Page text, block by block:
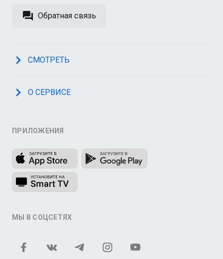
Обратная связь
СМОТРЕТЬ
О СЕРВИСЕ
ПРИЛОЖЕНИЯ
МЫ В СОЦСЕТЯХ